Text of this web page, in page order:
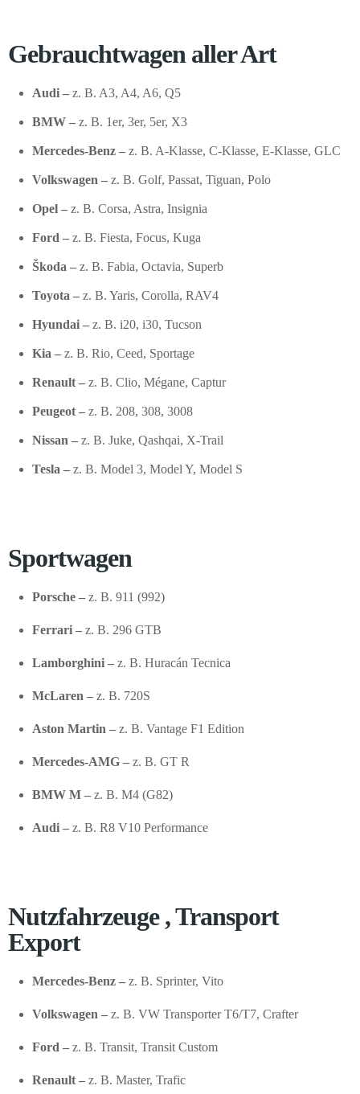
Gebrauchtwagen aller Art
Audi – z. B. A3, A4, A6, Q5
BMW – z. B. 1er, 3er, 5er, X3
Mercedes-Benz – z. B. A-Klasse, C-Klasse, E-Klasse, GLC
Volkswagen – z. B. Golf, Passat, Tiguan, Polo
Opel – z. B. Corsa, Astra, Insignia
Ford – z. B. Fiesta, Focus, Kuga
Škoda – z. B. Fabia, Octavia, Superb
Toyota – z. B. Yaris, Corolla, RAV4
Hyundai – z. B. i20, i30, Tucson
Kia – z. B. Rio, Ceed, Sportage
Renault – z. B. Clio, Mégane, Captur
Peugeot – z. B. 208, 308, 3008
Nissan – z. B. Juke, Qashqai, X-Trail
Tesla – z. B. Model 3, Model Y, Model S
Sportwagen
Porsche – z. B. 911 (992)
Ferrari – z. B. 296 GTB
Lamborghini – z. B. Huracán Tecnica
McLaren – z. B. 720S
Aston Martin – z. B. Vantage F1 Edition
Mercedes-AMG – z. B. GT R
BMW M – z. B. M4 (G82)
Audi – z. B. R8 V10 Performance
Nutzfahrzeuge , Transport
Export
Mercedes-Benz – z. B. Sprinter, Vito
Volkswagen – z. B. VW Transporter T6/T7, Crafter
Ford – z. B. Transit, Transit Custom
Renault – z. B. Master, Trafic